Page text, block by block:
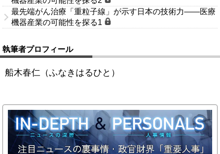
最先端がん治療「重粒子線」が示す日本の技術力――医療
機器産業の可能性を探る1
執筆者プロフィール
船木春仁（ふなきはるひと）